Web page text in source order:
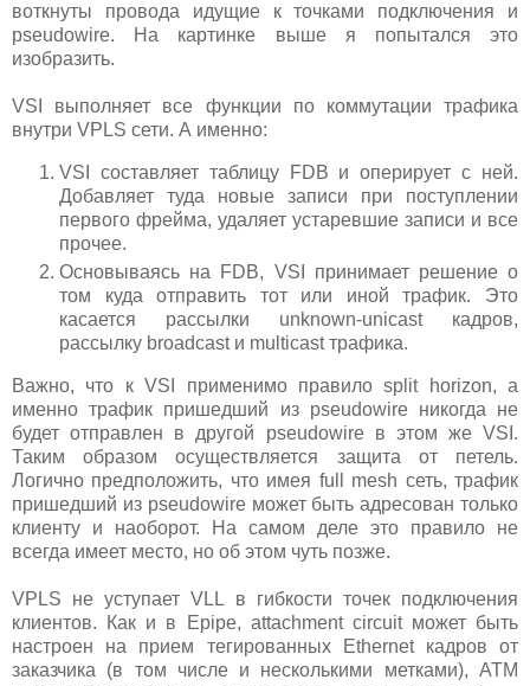
воткнуты провода идущие к точками подключения и
pseudowire. На картинке выше я попытался это
изобразить.
VSI выполняет все функции по коммутации трафика
внутри VPLS сети. А именно:
VSI составляет таблицу FDB и оперирует с ней.
Добавляет туда новые записи при поступлении
первого фрейма, удаляет устаревшие записи и все
прочее.
Основываясь на FDB, VSI принимает решение о
том куда отправить тот или иной трафик. Это
касается рассылки unknown-unicast кадров,
рассылку broadcast и multicast трафика.
Важно, что к VSI применимо правило split horizon, а
именно трафик пришедший из pseudowire никогда не
будет отправлен в другой pseudowire в этом же VSI.
Таким образом осуществляется защита от петель.
Логично предположить, что имея full mesh сеть, трафик
пришедший из pseudowire может быть адресован только
клиенту и наоборот. На самом деле это правило не
всегда имеет место, но об этом чуть позже.
VPLS не уступает VLL в гибкости точек подключения
клиентов. Как и в Epipe, attachment circuit может быть
настроен на прием тегированных Ethernet кадров от
заказчика (в том числе и несколькими метками), ATM